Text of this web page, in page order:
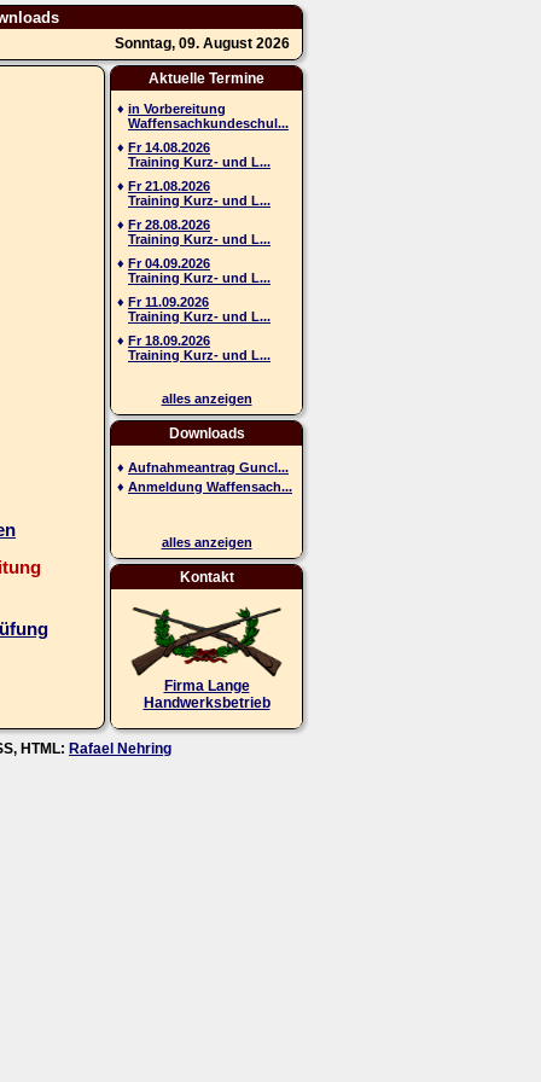
Sonntag, 09. August 2026
Aktuelle Termine
♦ in Vorbereitung
Waffensachkundeschul...
♦ Fr 14.08.2026
Training Kurz- und L...
♦ Fr 21.08.2026
Training Kurz- und L...
♦ Fr 28.08.2026
Training Kurz- und L...
♦ Fr 04.09.2026
Training Kurz- und L...
♦ Fr 11.09.2026
Training Kurz- und L...
♦ Fr 18.09.2026
Training Kurz- und L...
alles anzeigen
Downloads
♦ Aufnahmeantrag Guncl...
♦ Anmeldung Waffensach...
alles anzeigen
Kontakt
Firma Lange
Handwerksbetrieb
HTML: Rafael Nehring